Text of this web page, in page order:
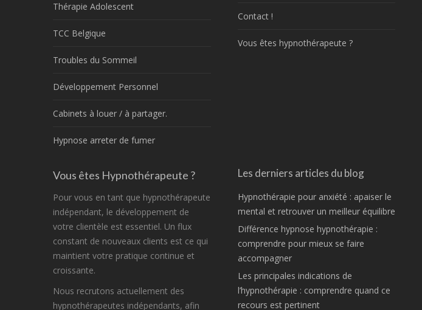
Thérapie Adolescent
TCC Belgique
Troubles du Sommeil
Développement Personnel
Cabinets à louer / à partager.
Hypnose arreter de fumer
Contact !
Vous êtes hypnothérapeute ?
Vous êtes Hypnothérapeute ?
Pour vous en tant que hypnothérapeute
indépendant, le développement de
votre clientèle est essentiel. Un flux
constant de nouveaux clients est ce qui
maintient votre pratique continue et
croissante.
Nous recrutons actuellement des
hypnothérapeutes indépendants, afin
Les derniers articles du blog
Hypnothérapie pour anxiété : apaiser le
mental et retrouver un meilleur équilibre
Différence hypnose hypnothérapie :
comprendre pour mieux se faire
accompagner
Les principales indications de
l’hypnothérapie : comprendre quand ce
recours est pertinent